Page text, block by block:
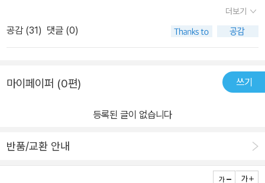
더보기
공감 (31) 댓글 (0)
마이페이퍼 (0편) 쓰기
등록된 글이 없습니다
반품/교환 안내